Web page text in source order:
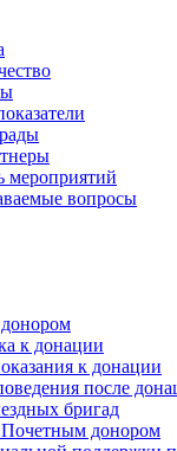
мероприятий
вопросы
донором
к донации
к донации
после
бригад
Почетным донором